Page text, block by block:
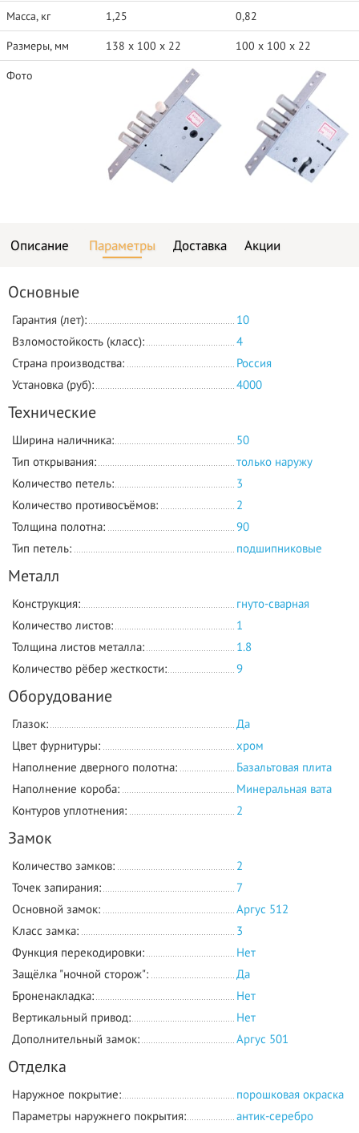
Масса, кг 1,25 0,82
Размеры, мм 138 x 100 x 22 100 x 100 x 22
Фото
Описание Параметры Доставка Акции
Основные
Гарантия (лет):
10
Взломостойкость (класс):
4
Страна производства:
Россия
Установка (руб):
4000
Технические
Ширина наличника:
50
Тип открывания:
только наружу
Количество петель:
3
Количество противосъёмов:
2
Толщина полотна:
90
Тип петель:
подшипниковые
Металл
Конструкция:
гнуто-сварная
Количество листов:
1
Толщина листов металла:
1.8
Количество рёбер жесткости:
9
Оборудование
Глазок:
Да
Цвет фурнитуры:
хром
Наполнение дверного полотна:
Базальтовая плита
Наполнение короба:
Минеральная вата
Контуров уплотнения:
2
Замок
Количество замков:
2
Точек запирания:
7
Основной замок:
Аргус 512
Класс замка:
3
Функция перекодировки:
Нет
Защёлка "ночной сторож":
Да
Броненакладка:
Нет
Вертикальный привод:
Нет
Дополнительный замок:
Аргус 501
Отделка
Наружное покрытие:
порошковая окраска
Параметры наружнего покрытия:
антик-серебро